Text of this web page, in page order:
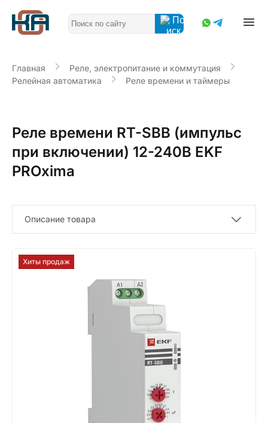
Главная
Реле, электропитание и коммутация
Релейная автоматика
Реле времени и таймеры
Реле времени RT-SBB (импульс
при включении) 12-240В EKF
PROxima
Описание товара
Хиты продаж